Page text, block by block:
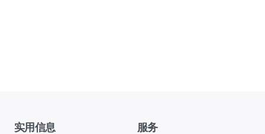
实用信息 服务